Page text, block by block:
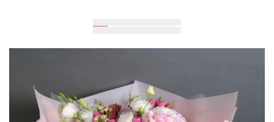
60 см 50см